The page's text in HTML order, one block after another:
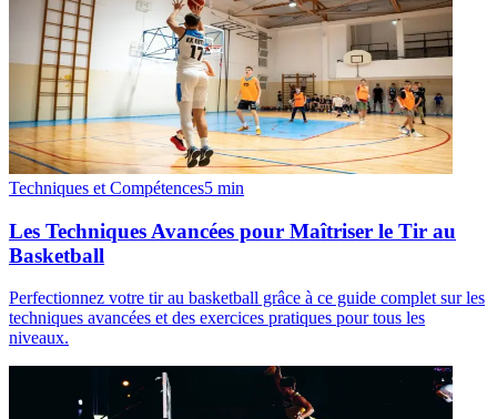
Techniques et Compétences5 min
Les Techniques Avancées pour Maîtriser le Tir au
Basketball
Perfectionnez votre tir au basketball grâce à ce guide complet sur les
techniques avancées et des exercices pratiques pour tous les
niveaux.